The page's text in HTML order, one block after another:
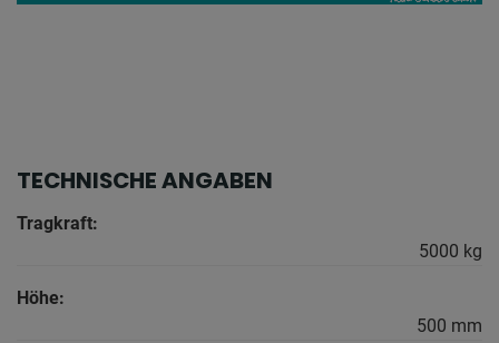
TECHNISCHE ANGABEN
Tragkraft:
5000 kg
Höhe:
500 mm